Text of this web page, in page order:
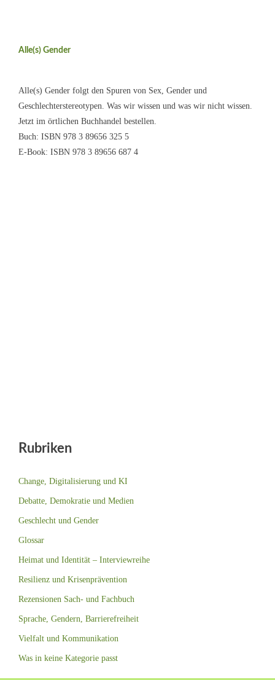
Alle(s) Gender
Alle(s) Gender folgt den Spuren von Sex, Gender und
Geschlechterstereotypen. Was wir wissen und was wir nicht wissen.
Jetzt im örtlichen Buchhandel bestellen.
Buch: ISBN 978 3 89656 325 5
E-Book: ISBN 978 3 89656 687 4
Rubriken
Change, Digitalisierung und KI
Debatte, Demokratie und Medien
Geschlecht und Gender
Glossar
Heimat und Identität – Interviewreihe
Resilienz und Krisenprävention
Rezensionen Sach- und Fachbuch
Sprache, Gendern, Barrierefreiheit
Vielfalt und Kommunikation
Was in keine Kategorie passt